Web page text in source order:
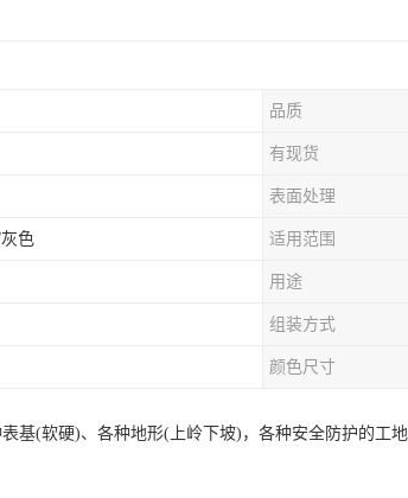
品质
有现货
表面处理
色 适用范围
用途
组装方式
颜色尺寸
基(软硬)、各种地形(上岭下坡)，各种安全防护的工